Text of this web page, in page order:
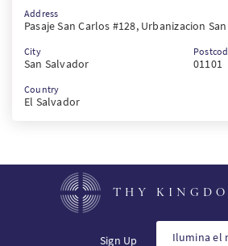
Address
Pasaje San Carlos #128, Urbanizacion
City
San Salvador 01101
Country
El Salvador
THY
Sign Up Ilumina el